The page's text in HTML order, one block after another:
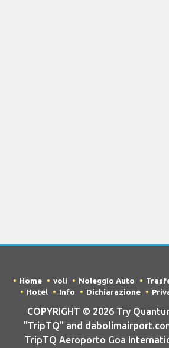
Home voli Noleggio Auto
Hotel
Info Dichiarazione
COPYRIGHT © 2026 Try
"TripTQ" and
TripTQ Aeroporto Goa